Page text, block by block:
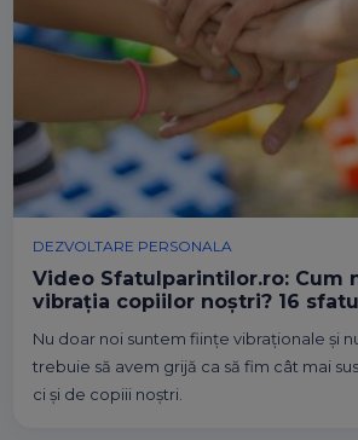
DEZVOLTARE PERSONALA
Video Sfatulparintilor.ro: Cum
vibrația copiilor noștri? 16
Nu doar noi suntem ființe vibraționale și
trebuie să avem grijă ca să fim cât mai
ci și de copiii noștri.